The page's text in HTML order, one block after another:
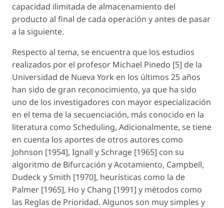
capacidad ilimitada de almacenamiento del
producto al final de cada operación y antes de pasar
a la siguiente.
Respecto al tema, se encuentra que los estudios
realizados por el profesor Michael Pinedo [5] de la
Universidad de Nueva York en los últimos 25 años
han sido de gran reconocimiento, ya que ha sido
uno de los investigadores con mayor especialización
en el tema de la secuenciación, más conocido en la
literatura como Scheduling, Adicionalmente, se tiene
en cuenta los aportes de otros autores como
Johnson [1954], Ignall y Schrage [1965] con su
algoritmo de Bifurcación y Acotamiento, Campbell,
Dudeck y Smith [1970], heurísticas como la de
Palmer [1965], Ho y Chang [1991] y métodos como
las Reglas de Prioridad. Algunos son muy simples y